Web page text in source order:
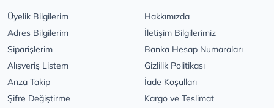
Üyelik Bilgilerim
Adres Bilgilerim
Siparişlerim
Alışveriş Listem
Arıza Takip
Şifre Değiştirme
Hakkımızda
İletişim Bilgilerimiz
Banka Hesap Numaraları
Gizlilik Politikası
İade Koşulları
Kargo ve Teslimat